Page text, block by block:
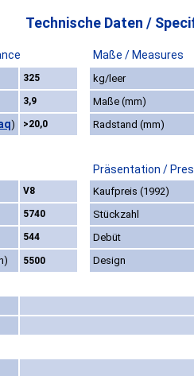
Technische Daten /
Maße / Measures
325
kg/leer
3,9
Maße (mm)
) >20,0 Radstand (mm)
Präsentation /
V8
Kaufpreis (1992)
5740
Stückzahl
544
Debüt
5500 Design